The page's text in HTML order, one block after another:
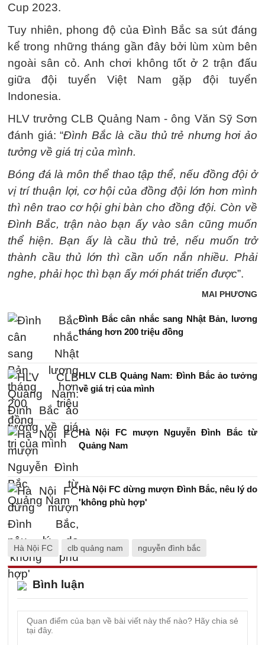
Cup 2023.
Tuy nhiên, phong độ của Đình Bắc sa sút đáng
kể trong những tháng gần đây bởi lùm xùm bên
ngoài sân cỏ. Anh chơi không tốt ở 2 trận đấu
giữa đội tuyển Việt Nam gặp đội tuyển
Indonesia.
HLV trưởng CLB Quảng Nam - ông Văn Sỹ Sơn
đánh giá: “Đình Bắc là cầu thủ trẻ nhưng hơi ảo
tưởng về giá trị của mình.
Bóng đá là môn thể thao tập thể, nếu đồng đội ở
vị trí thuận lợi, cơ hội của đồng đội lớn hơn mình
thì nên trao cơ hội ghi bàn cho đồng đội. Còn về
Đình Bắc, trận nào bạn ấy vào sân cũng muốn
thể hiện. Bạn ấy là cầu thủ trẻ, nếu muốn trở
thành cầu thủ lớn thì cần uốn nắn nhiều. Phải
nghe, phải học thì bạn ấy mới phát triển được”.
MAI PHƯƠNG
Đình Bắc cân nhắc sang Nhật Bản, lương
tháng hơn 200 triệu đồng
HLV CLB Quảng Nam: Đình Bắc ảo tưởng
về giá trị của mình
Hà Nội FC mượn Nguyễn Đình Bắc từ
Quảng Nam
Hà Nội FC dừng mượn Đình Bắc, nêu lý do
'không phù hợp'
Hà Nội FC clb quảng nam nguyễn đình bắc
Bình luận